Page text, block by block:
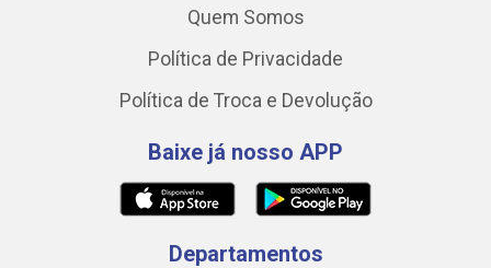
Quem Somos
Política de Privacidade
Política de Troca e Devolução
Baixe já nosso APP
Departamentos